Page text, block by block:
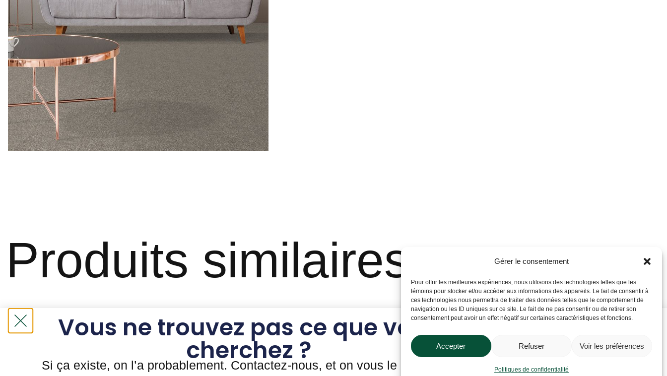
Gérer le consentement
Pour offrir les meilleures expériences, nous utilisons des technologies telles que les
témoins pour stocker et/ou accéder aux informations des appareils. Le fait de consentir à
ces technologies nous permettra de traiter des données telles que le comportement de
navigation ou les ID uniques sur ce site. Le fait de ne pas consentir ou de retirer son
consentement peut avoir un effet négatif sur certaines caractéristiques et fonctions.
Accepter Refuser Voir les préférences
Politiques de confidentialité
Produits similaires
Vous ne trouvez pas ce que vous
cherchez ?
Si ça existe, on l’a probablement. Contactez-nous, et on vous le prouvera !
Contactez-nous